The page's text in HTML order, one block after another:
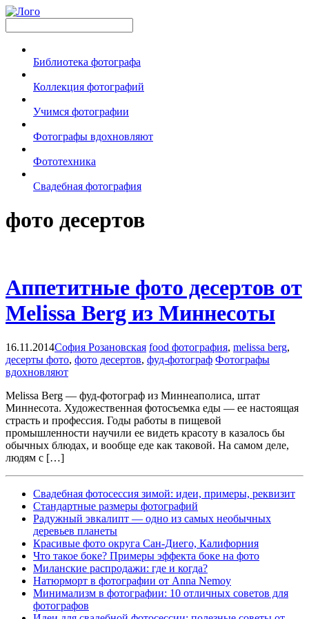
Библиотека фотографа
Коллекция фотографий
Учимся фотографии
Фотографы вдохновляют
Фототехника
Свадебная фотография
фото десертов
Аппетитные фото десертов от
Melissa Berg из Миннесоты
16.11.2014София Розановская food фотография, melissa berg,
десерты фото, фото десертов, фуд-фотограф Фотографы
вдохновляют
Melissa Berg — фуд-фотограф из Миннеаполиса, штат
Миннесота. Художественная фотосъемка еды — ее настоящая
страсть и профессия. Годы работы в пищевой
промышленности научили ее видеть красоту в казалось бы
обычных блюдах, и вообще еде как таковой. На самом деле,
людям с […]
Свадебная фотосессия зимой: идеи, примеры, реквизит
Cтандартные размеры фотографий
Радужный эвкалипт — одно из самых необычных
деревьев планеты
Красивые фото округа Сан-Диего, Калифорния
Что такое боке? Примеры эффекта боке на фото
Миланские распродажи: где и когда?
Натюрморт в фотографии от Anna Nemoy
Минимализм в фотографии: 10 отличных советов для
фотографов